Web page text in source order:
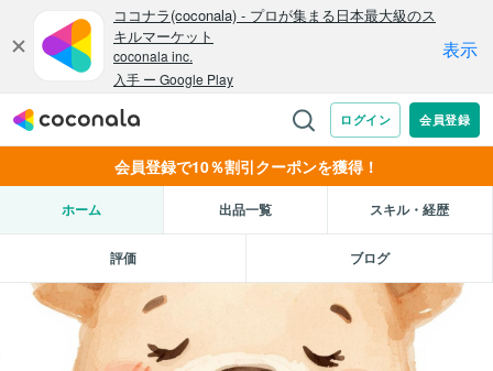
会員登録で10％割引クーポンを獲得！
ホーム 出品一覧 スキル・経歴
評価 ブログ